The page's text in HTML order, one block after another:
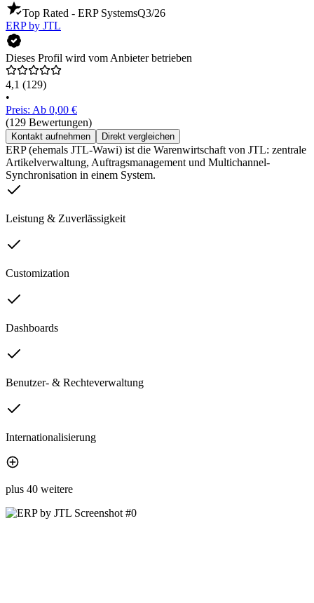
Top Rated - ERP SystemsQ3/26
ERP by JTL
Dieses Profil wird vom Anbieter betrieben
4,1 (129)
•
Preis: Ab 0,00 €
(129 Bewertungen)
Kontakt aufnehmen Direkt vergleichen
ERP (ehemals JTL-Wawi) ist die Warenwirtschaft von JTL: zentrale
Artikelverwaltung, Auftragsmanagement und Multichannel-
Synchronisation in einem System.
Leistung & Zuverlässigkeit
Customization
Dashboards
Benutzer- & Rechteverwaltung
Internationalisierung
plus 40 weitere